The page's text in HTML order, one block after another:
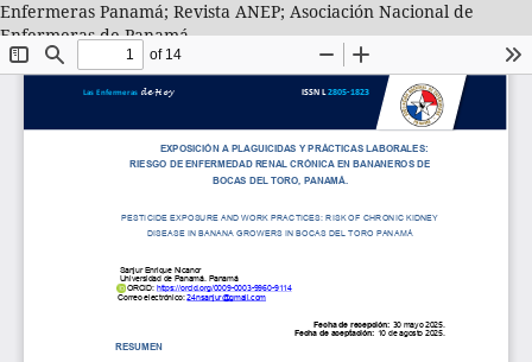
Enfermeras Panamá; Revista ANEP; Asociación Nacional de
Enfermeras de Panamá